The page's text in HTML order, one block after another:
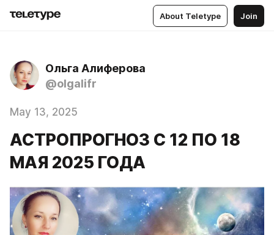
About Teletype Join
Ольга Алиферова
@olgalifr
May 13, 2025
АСТРОПРОГНОЗ С 12 ПО 18
МАЯ 2025 ГОДА